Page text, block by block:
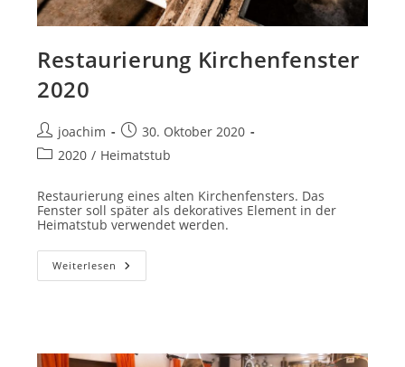
Restaurierung Kirchenfenster
2020
Beitrags-
Autor:
joachim
Beitrag
veröffentlicht:
30. Oktober 2020
Beitrags-
2020 / Heimatstub
Restaurierung eines alten Kirchenfensters. Das
Fenster soll später als dekoratives Element in der
Heimatstub verwendet werden.
Weiterlesen Restaurierung
Kirchenfenster